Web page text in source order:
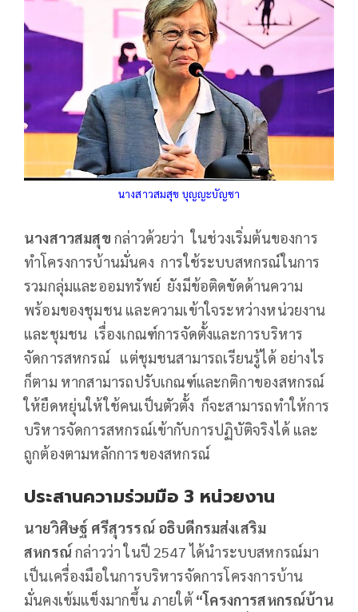
นางสาวสมสุข บุญญะบัญชา
นางสาวสมสุข กล่าวด้วยว่า ในช่วงเริ่มต้นของการ
ทำโครงการบ้านมั่นคง การใช้ระบบสหกรณ์ในการ
รวมกลุ่มและออมทรัพย์ ยังมีข้อติดขัดด้านความ
พร้อมของชุมชน และความเข้าใจระหว่างหน่วยงาน
และชุมชน เรื่องเกณฑ์การจัดตั้งและการบริหาร
จัดการสหกรณ์ แต่ชุมชนสามารถเรียนรู้ได้ อย่างไร
ก็ตาม หากสามารถปรับเกณฑ์และกติกาของสหกรณ์
ให้ยืดหยุ่นให้ใช้คนเป็นตัวตั้ง ก็จะสามารถทำให้การ
บริหารจัดการสหกรณ์เข้ากับการปฏิบัติจริงได้ และ
ถูกต้องตามหลักการของสหกรณ์
ประสานความร่วมมือ3 หน่วยงาน
นายวิศิษฐ์ ศรีสุวรรณ์ อธิบดีกรมส่งเสริม
สหกรณ์ กล่าวว่า ในปี 2547 ได้นำระบบสหกรณ์มา
เป็นเครื่องมือในการบริหารจัดการโครงการบ้าน
มั่นคงเข้มแข็งมากขึ้น ภายใต้ “โครงการสหกรณ์บ้าน